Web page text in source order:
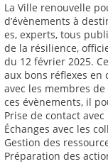
La Ville renouvelle
d’évènements à
es, experts, tous
de la résilience,
du 12 février 2025.
aux bons réflexes en
avec les membres
ces évènements, il
Prise de contact
Échanges avec les
Gestion des
Préparation des